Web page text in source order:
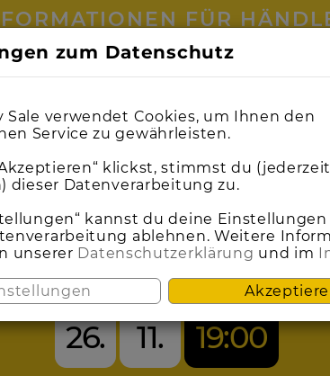
FÜR
9
9
0
0 9
9
0
0 0
0
3
3 0
0
5
5 0
0
5
5 0
0
1
1 2
2
1
SEI DABEI BEIM
FRIDAY
26. 11. 19:00
zum Datenschutz
Sale verwendet Cookies, um Ihnen den
Service zu gewährleisten.
klickst, stimmst du (jederzeit
dieser Datenverarbeitung zu.
kannst du deine Einstellungen
ablehnen. Weitere
unserer Datenschutzerklärung und im